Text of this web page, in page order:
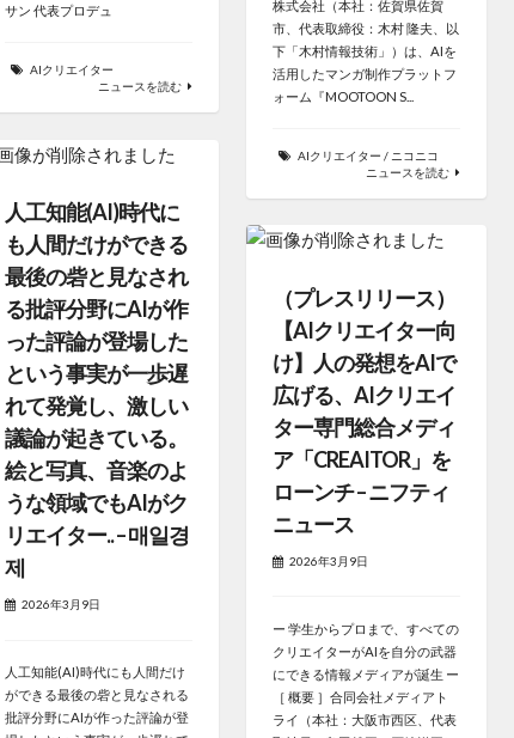
サン 代表プロデュ
AIクリエイター
ニュースを読む
株式会社（本社：佐賀県佐賀
市、代表取締役：木村 隆夫、以
下「木村情報技術」）は、AIを
活用したマンガ制作プラットフ
ォーム『MOOTOON S...
AIクリエイター / ニコニコ
ニュースを読む
人工知能(AI)時代に
も人間だけができる
最後の砦と見なされ
る批評分野にAIが作
った評論が登場した
という事実が一歩遅
れて発覚し、激しい
議論が起きている。
絵と写真、音楽のよ
うな領域でもAIがク
リエイター.. – 매일경
제
2026年3月9日
人工知能(AI)時代にも人間だけ
ができる最後の砦と見なされる
批評分野にAIが作った評論が登
（プレスリリース）
【AIクリエイター向
け】人の発想をAIで
広げる、AIクリエイ
ター専門総合メディ
ア「CREAITOR」を
ローンチ – ニフティ
ニュース
2026年3月9日
ー 学生からプロまで、すべての
クリエイターがAIを自分の武器
にできる情報メディアが誕生 ー
［ 概要 ］合同会社メディアト
ライ（本社：大阪市西区、代表